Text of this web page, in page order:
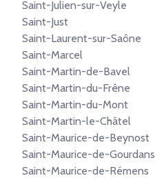
Saint-Julien-sur-Veyle
Saint-Just
Saint-Laurent-sur-Saône
Saint-Marcel
Saint-Martin-de-Bavel
Saint-Martin-du-Frêne
Saint-Martin-du-Mont
Saint-Martin-le-Châtel
Saint-Maurice-de-Beynost
Saint-Maurice-de-Gourdans
Saint-Maurice-de-Rémens